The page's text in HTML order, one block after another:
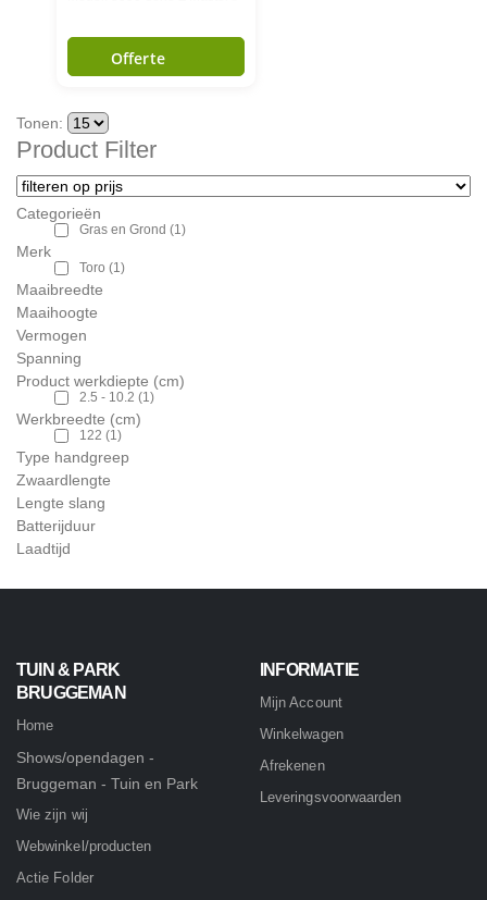
Offerte
Tonen:
Product Filter
Categorieën
Gras en Grond (1)
Merk
Toro (1)
Maaibreedte
Maaihoogte
Vermogen
Spanning
Product werkdiepte (cm)
2.5 - 10.2 (1)
Werkbreedte (cm)
122 (1)
Type handgreep
Zwaardlengte
Lengte slang
Batterijduur
Laadtijd
TUIN & PARK
BRUGGEMAN
Home
Shows/opendagen -
Bruggeman - Tuin en Park
Wie zijn wij
Webwinkel/producten
Actie Folder
INFORMATIE
Mijn Account
Winkelwagen
Afrekenen
Leveringsvoorwaarden